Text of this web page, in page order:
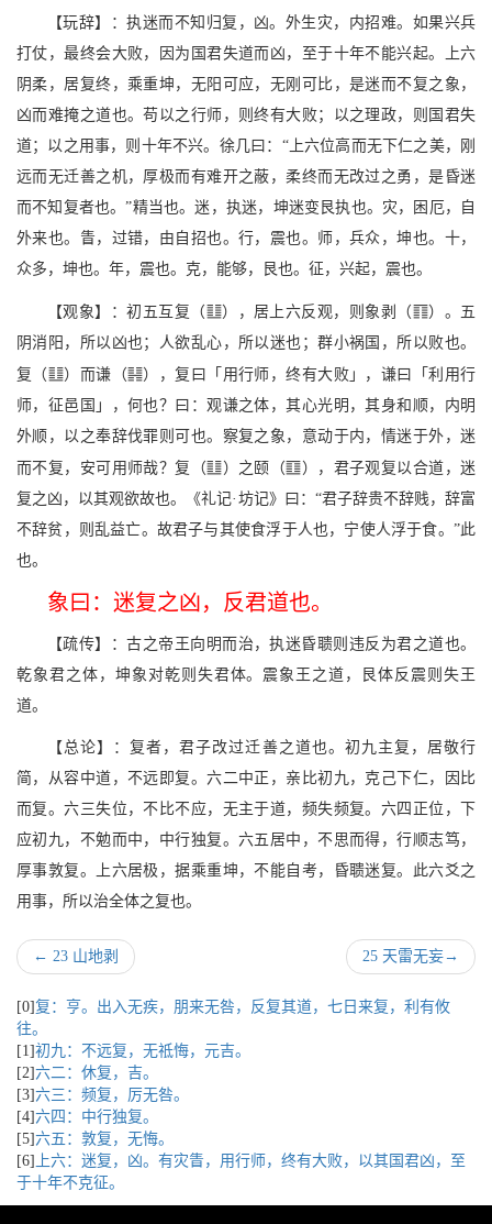
【玩辞】：执迷而不知归复，凶。外生灾，内招难。如果兴兵
打仗，最终会大败，因为国君失道而凶，至于十年不能兴起。上六
阴柔，居复终，乘重坤，无阳可应，无刚可比，是迷而不复之象，
凶而难掩之道也。苟以之行师，则终有大败；以之理政，则国君失
道；以之用事，则十年不兴。徐几曰：“上六位高而无下仁之美，刚
远而无迁善之机，厚极而有难开之蔽，柔终而无改过之勇，是昏迷
而不知复者也。”精当也。迷，执迷，坤迷变艮执也。灾，困厄，自
外来也。眚，过错，由自招也。行，震也。师，兵众，坤也。十，
众多，坤也。年，震也。克，能够，艮也。征，兴起，震也。
【观象】：初五互复（v），居上六反观，则象剥（c）。五
阴消阳，所以凶也；人欲乱心，所以迷也；群小祸国，所以败也。
复（v）而谦（d），复曰「用行师，终有大败」，谦曰「利用行
师，征邑国」，何也？曰：观谦之体，其心光明，其身和顺，内明
外顺，以之奉辞伐罪则可也。察复之象，意动于内，情迷于外，迷
而不复，安可用师哉？复（v）之颐（m），君子观复以合道，迷
复之凶，以其观欲故也。《礼记·坊记》曰：“君子辞贵不辞贱，辞富
不辞贫，则乱益亡。故君子与其使食浮于人也，宁使人浮于食。”此
也。
象曰：迷复之凶，反君道也。
【疏传】：古之帝王向明而治，执迷昏聩则违反为君之道也。
乾象君之体，坤象对乾则失君体。震象王之道，艮体反震则失王
道。
【总论】：复者，君子改过迁善之道也。初九主复，居敬行
简，从容中道，不远即复。六二中正，亲比初九，克己下仁，因比
而复。六三失位，不比不应，无主于道，频失频复。六四正位，下
应初九，不勉而中，中行独复。六五居中，不思而得，行顺志笃，
厚事敦复。上六居极，据乘重坤，不能自考，昏聩迷复。此六爻之
用事，所以治全体之复也。
← 23 山地剥 25 天雷无妄→
[0]复：亨。出入无疾，朋来无咎，反复其道，七日来复，利有攸
往。
[1]初九：不远复，无祗悔，元吉。
[2]六二：休复，吉。
[3]六三：频复，厉无咎。
[4]六四：中行独复。
[5]六五：敦复，无悔。
[6] 上六：迷复，凶。有灾眚，用行师，终有大败，以其国君凶，至
于十年不克征。